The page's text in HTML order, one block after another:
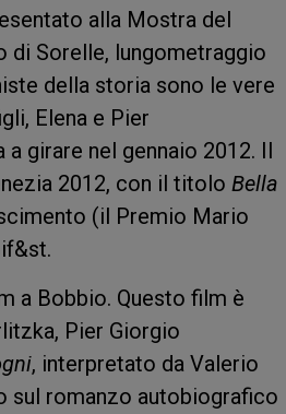
alla Mostra del
di Sorelle, lungometraggio
della storia sono le vere
Elena e Pier
girare nel gennaio 2012. Il
2012, con il titolo Bella
(il Premio Mario
a Bobbio. Questo film è
Pier Giorgio
, interpretato da Valerio
sul romanzo autobiografico